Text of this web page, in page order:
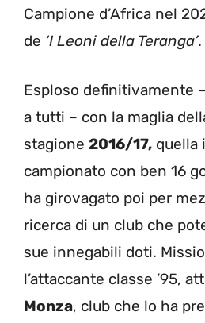
Campione d’Africa nel
de ‘I Leoni della Teranga’.
Esploso definitivamente
a tutti – con la maglia
stagione 2016/17, quella
campionato con ben 16
ha girovagato poi per
ricerca di un club che
sue innegabili doti.
l’attaccante classe ’95,
Monza, club che lo ha